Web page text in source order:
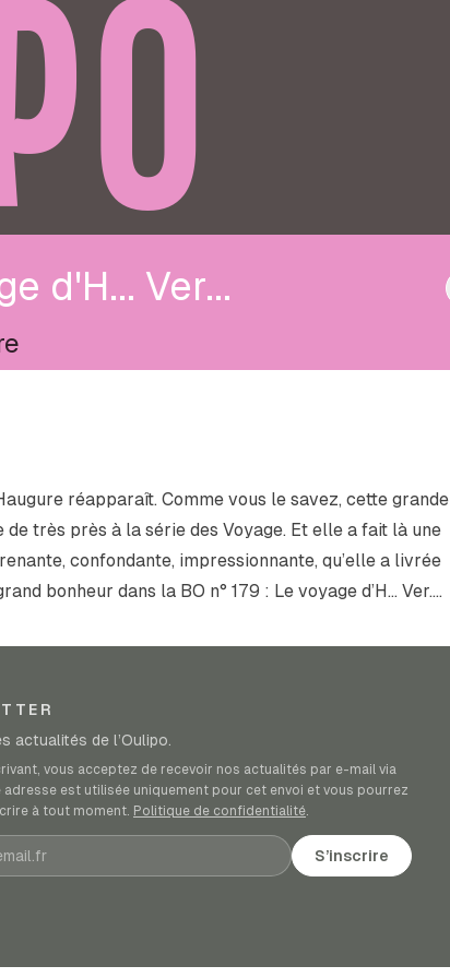
d'H... Ver...
réapparaît. Comme vous le savez, cette grande
de très près à la série des Voyage. Et elle a fait là une
confondante, impressionnante, qu’elle a livrée
bonheur dans la BO n° 179 : Le voyage d’H… Ver….
actualités de l’Oulipo.
vous acceptez de recevoir nos actualités par e-mail via
adresse est utilisée uniquement pour cet envoi et vous pourrez
à tout moment. Politique de confidentialité.
mail S’inscrire